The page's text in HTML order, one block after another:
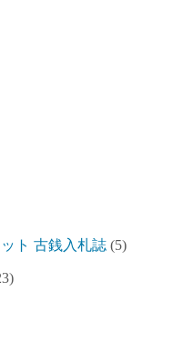
ト 古銭入札誌 (5)